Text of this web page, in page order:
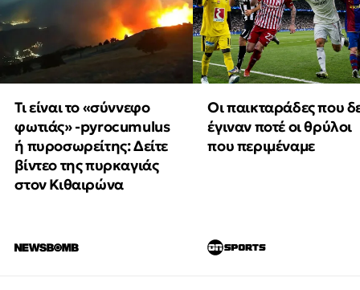
Τι είναι το «σύννεφο
φωτιάς» -pyrocumulus
ή πυροσωρείτης: Δείτε
βίντεο της πυρκαγιάς
στον Κιθαιρώνα
Οι παικταράδες που
έγιναν ποτέ οι θρύλοι
που περιμέναμε